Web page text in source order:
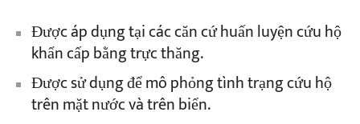
Được áp dụng tại các căn cứ huấn luyện cứu hộ
khẩn cấp bằng trực thăng.
Được sử dụng để mô phỏng tình trạng cứu hộ
trên mặt nước và trên biển.